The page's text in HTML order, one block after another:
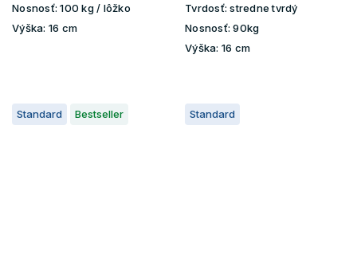
Nosnosť: 100 kg / lôžko
Výška: 16 cm
Tvrdosť: stredne tvrdý
Nosnosť: 90kg
Výška: 16 cm
Standard Bestseller Standard